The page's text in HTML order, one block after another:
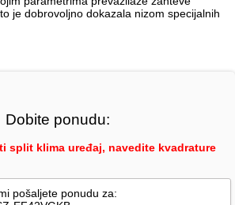
je dobrovoljno dokazala nizom specijalnih
Dobite ponudu:
split klima uređaj, navedite kvadrature